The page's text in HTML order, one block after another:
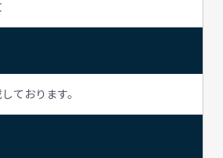
ております。